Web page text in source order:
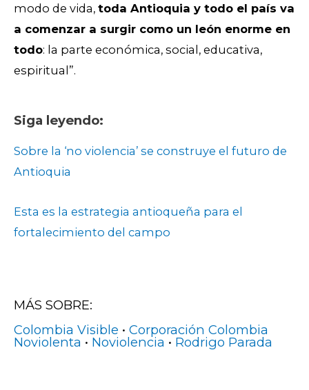
modo de vida, toda Antioquia y todo el país va
a comenzar a surgir como un león enorme en
todo: la parte económica, social, educativa,
espiritual”.
Siga leyendo:
Sobre la ‘no violencia’ se construye el futuro de
Antioquia
Esta es la estrategia antioqueña para el
fortalecimiento del campo
MÁS SOBRE:
Colombia Visible • Corporación Colombia
Noviolenta • Noviolencia • Rodrigo Parada